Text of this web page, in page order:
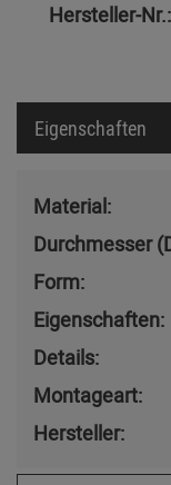
Hersteller-Nr.:
Eigenschaften
Material:
Durchmesser
Form:
Eigenschaften:
Details:
Montageart:
Hersteller: